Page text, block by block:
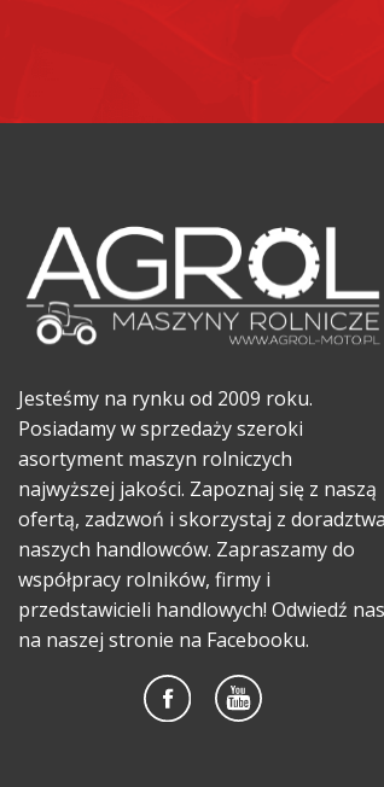
Jesteśmy na rynku od 2009 roku.
Posiadamy w sprzedaży szeroki
asortyment maszyn rolniczych
najwyższej jakości. Zapoznaj się z naszą
ofertą, zadzwoń i skorzystaj z doradztwa
naszych handlowców. Zapraszamy do
współpracy rolników, firmy i
przedstawicieli handlowych! Odwiedź nas
na naszej stronie na Facebooku.